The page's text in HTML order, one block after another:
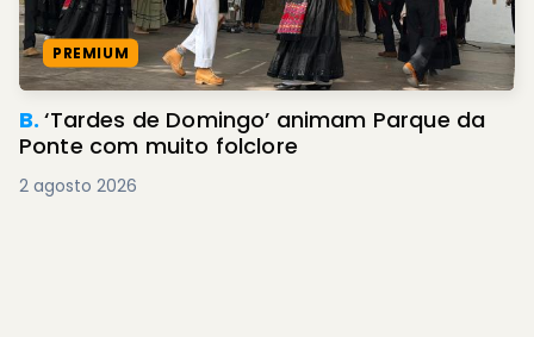
PREMIUM
B.‘Tardes de Domingo’ animam Parque da
Ponte com muito folclore
2 agosto 2026